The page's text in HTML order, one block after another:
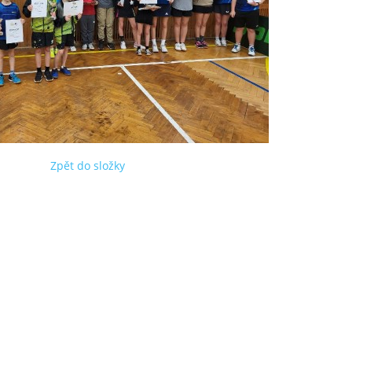
Zpět do složky